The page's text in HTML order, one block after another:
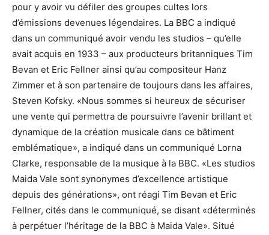
pour y avoir vu défiler des groupes cultes lors
d’émissions devenues légendaires. La BBC a indiqué
dans un communiqué avoir vendu les studios – qu’elle
avait acquis en 1933 – aux producteurs britanniques Tim
Bevan et Eric Fellner ainsi qu’au compositeur Hanz
Zimmer et à son partenaire de toujours dans les affaires,
Steven Kofsky. «Nous sommes si heureux de sécuriser
une vente qui permettra de poursuivre l’avenir brillant et
dynamique de la création musicale dans ce bâtiment
emblématique», a indiqué dans un communiqué Lorna
Clarke, responsable de la musique à la BBC. «Les studios
Maida Vale sont synonymes d’excellence artistique
depuis des générations», ont réagi Tim Bevan et Eric
Fellner, cités dans le communiqué, se disant «déterminés
à perpétuer l’héritage de la BBC à Maida Vale». Situé